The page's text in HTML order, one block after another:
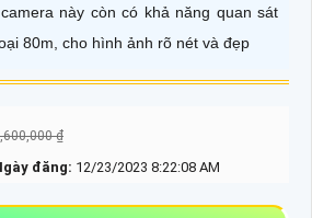
này còn có khả năng quan sát
80m, cho hình ảnh rõ nét và đẹp
₫
đăng: 12/23/2023 8:22:08 AM